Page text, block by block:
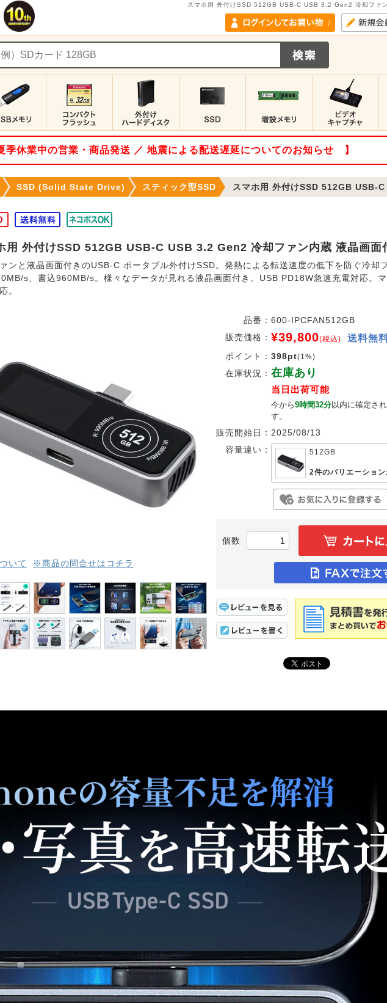
スマホ用 外付けSSD 512GB USB-C USB 3.2 Gen2 冷却ファ
季休業中の営業・商品発送 ／ 地震による配送遅延についてのお知らせ 】
SSD (Solid State Drive) スティック型SSD スマホ用 外付けSSD 512GB USB-C USB 3.2 Gen2 冷却ファ
用 外付けSSD 512GB USB-C USB 3.2 Gen2 冷却ファン内蔵 液晶画面
ンと液晶画面付きのUSB-C ポータブル外付けSSD。発熱による転送速度の低下を防ぐ冷却
s、書込960MB/s。様々なデータが見れる液晶画面付き。USB PD18W急速充電対応。
。
いて ※商品の問合せはコチラ
品番： 600-IPCFAN512GB
販売価格： ¥39,800(税込) 送料無
ポイント： 398pt(1%)
在庫状況： 在庫あり
当日出荷可能
今から9時間32分以内に確定さ
す。
販売開始日： 2025/08/13
容量違い：
512GB
2件のバリエーショ
個数